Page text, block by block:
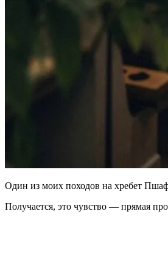
Один из моих походов на хребет
Получается, это чувство — прямая